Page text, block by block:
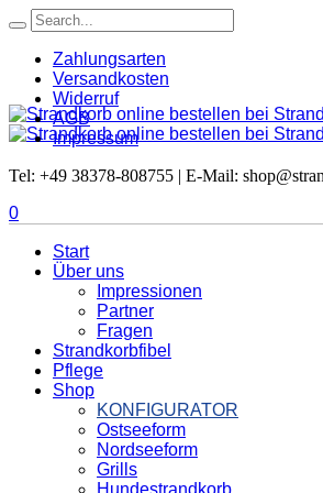
Zahlungsarten
Versandkosten
Widerruf
AGB
Impressum
Tel: +49 38378-808755 | E-Mail:
0
Start
Über uns
Impressionen
Partner
Fragen
Strandkorbfibel
Pflege
Shop
KONFIGURATOR
Ostseeform
Nordseeform
Grills
Hundestrandkorb